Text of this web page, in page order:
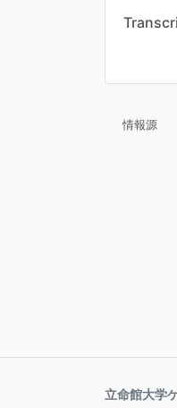
情報源
立命館大学